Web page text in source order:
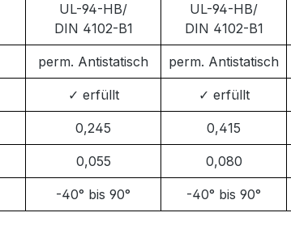
UL-94-HB/
DIN 4102-B1
UL-94-HB/
DIN 4102-B1
perm. Antistatisch perm. Antistatisch
✓ erfüllt ✓ erfüllt
0,245 0,415
0,055 0,080
-40° bis 90° -40° bis 90°